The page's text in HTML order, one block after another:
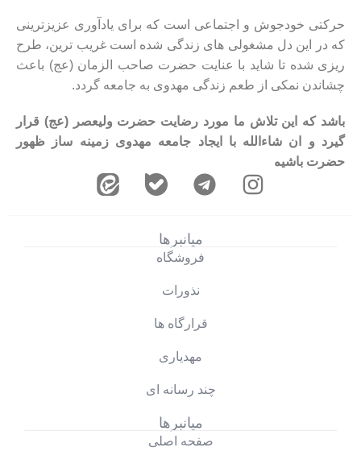
حرکتی خودجوش و اجتماعی است که برای یادآوری عزیزترینی
که در این دل مشغولی های زندگی شده است غریب ترین، طرح
ریزی شده تا شاید با عنایت حضرت صاحب الزمان (عج) باعث
چشاندن نمکی از طعم زندگی مهدوی به جامعه گردد.
باشد که این تلاش ما مورد رضایت حضرت ولیعصر (عج) قرار
گیرد و ان شاءالله با ایجاد جامعه مهدوی زمینه ساز ظهور
حضرت باشیم.
میانبرها
صفحه اصلی
میانبرها
فروشگاه
نذورات
قرارگاه ها
مهدیاری
چند رسانه ای